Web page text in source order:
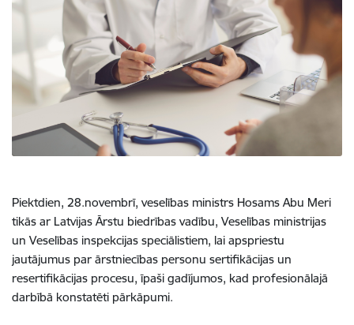
Piektdien, 28.novembrī, veselības ministrs Hosams Abu Meri
tikās ar Latvijas Ārstu biedrības vadību, Veselības ministrijas
un Veselības inspekcijas speciālistiem, lai apspriestu
jautājumus par ārstniecības personu sertifikācijas un
resertifikācijas procesu, īpaši gadījumos, kad profesionālajā
darbībā konstatēti pārkāpumi.